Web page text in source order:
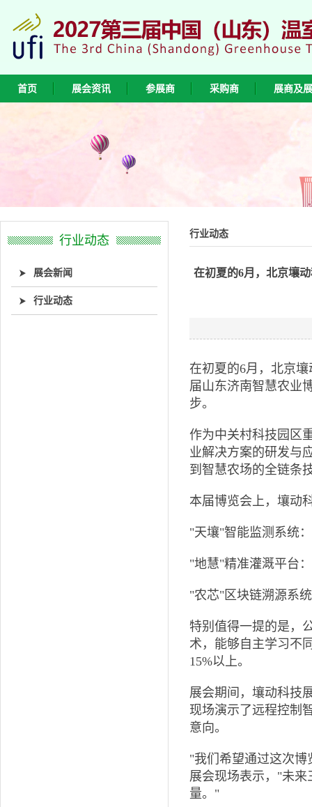
首页 展会资讯 参展商 采购商 展商及
行业动态
展会新闻
行业动态
行业动态
在初夏的6月，北京壤
在初夏的6月，北京
届山东济南智慧农业
步。
作为中关村科技园区
业解决方案的研发与
到智慧农场的全链条
本届博览会上，壤动
"天壤"智能监测系统
"地慧"精准灌溉平台
"农芯"区块链溯源系
特别值得一提的是，
术，能够自主学习不
15%以上。
展会期间，壤动科技
现场演示了远程控制
意向。
"我们希望通过这次
展会现场表示，"未
量。"